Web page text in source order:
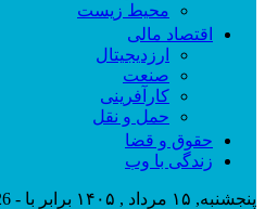
محیط زیست
اقتصاد مالی
ارزدیجیتال
صنعت
کارآفرینی
حمل و نقل
حقوق و قضا
زندگی با وب
پنجشنبه, ۱۵ مرداد , ۱۴۰۵ برابر با - Thursday, 6 August , 2026